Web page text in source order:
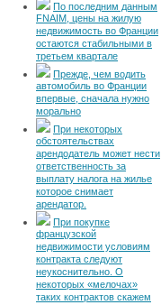
По последним данным
FNAIM, цены на жилую
недвижимость во Франции
остаются стабильными в
третьем квартале
Прежде, чем водить
автомобиль во Франции
впервые, сначала нужно
морально
При некоторых
обстоятельствах
арендодатель может нести
ответственность за
выплату налога на жилье
которое снимает
арендатор.
При покупке
французской
недвижимости условиям
контракта следуют
неукоснительно. О
некоторых «мелочах»
таких контрактов скажем